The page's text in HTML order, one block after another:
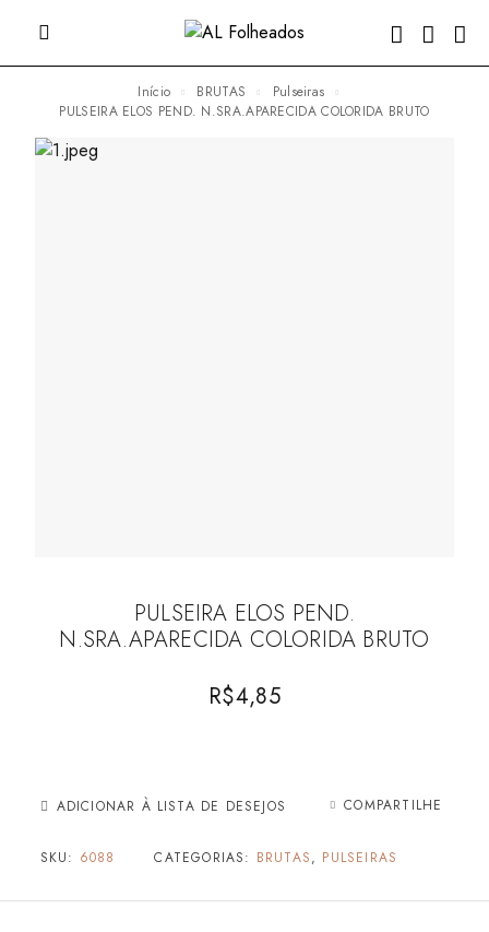
Início BRUTAS
Pulseiras
PULSEIRA ELOS PEND. N.SRA.APARECIDA COLORIDA BRUTO
PULSEIRA ELOS PEND.
N.SRA.APARECIDA COLORIDA BRUTO
R$4,85
ADICIONAR À LISTA DE DESEJOS COMPARTILHE
SKU: 6088 CATEGORIAS: BRUTAS, PULSEIRAS